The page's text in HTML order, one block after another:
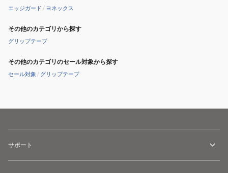
エッジガード / ヨネックス
その他のカテゴリから探す
グリップテープ
その他のカテゴリのセール対象から探す
セール対象 / グリップテープ
サポート